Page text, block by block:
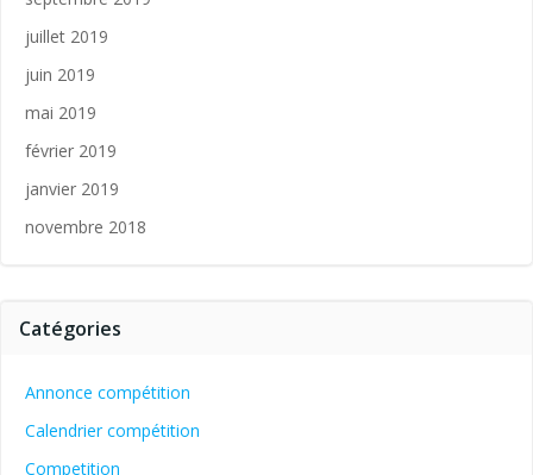
juillet 2019
juin 2019
mai 2019
février 2019
janvier 2019
novembre 2018
Catégories
Annonce compétition
Calendrier compétition
Competition